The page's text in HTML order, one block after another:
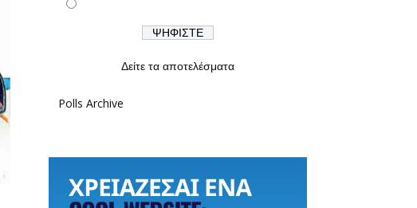
Δείτε τα αποτελέσματα
Polls Archive